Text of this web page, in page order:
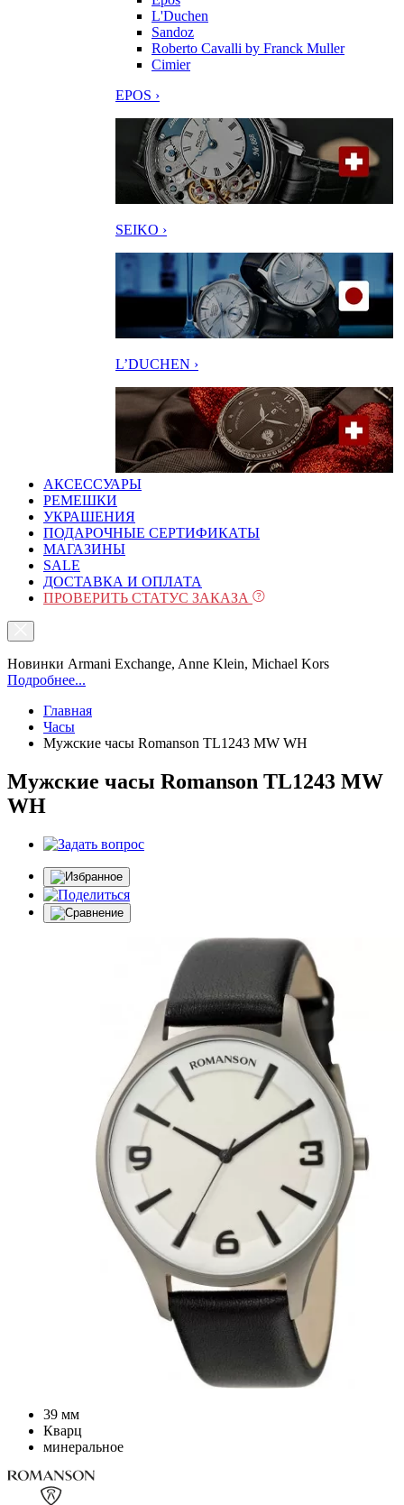
L'Duchen
Sandoz
Roberto Cavalli by Franck Muller
Cimier
EPOS ›
SEIKO ›
L’DUCHEN ›
АКСЕССУАРЫ
РЕМЕШКИ
УКРАШЕНИЯ
ПОДАРОЧНЫЕ СЕРТИФИКАТЫ
МАГАЗИНЫ
SALE
ДОСТАВКА И ОПЛАТА
ПРОВЕРИТЬ СТАТУС ЗАКАЗА
Новинки Armani Exchange, Anne Klein, Michael Kors
Подробнее...
Главная
Часы
Мужские часы Romanson TL1243 MW WH
Мужские часы Romanson TL1243 MW
WH
39 мм
Кварц
минеральное